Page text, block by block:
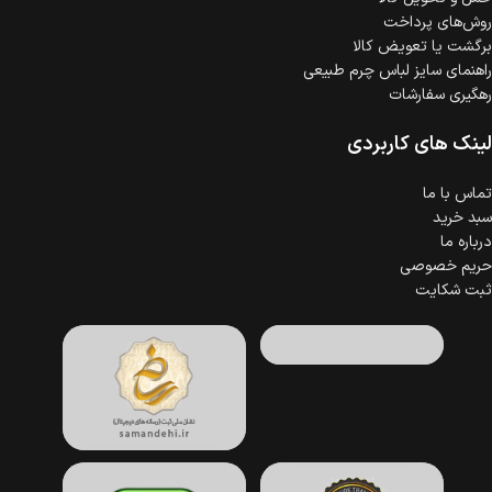
روش‌های پرداخت
برگشت یا تعویض کالا
راهنمای سایز لباس چرم طبیعی
رهگیری سفارشات
لینک های کاربردی
تماس با ما
سبد خرید
درباره ما
حریم خصوصی
ثبت شکایت